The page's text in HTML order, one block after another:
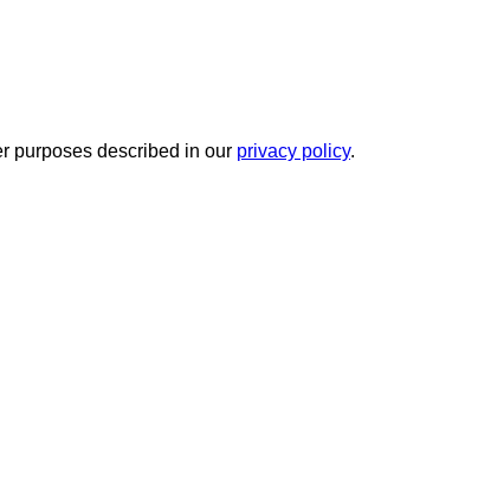
purposes described in our privacy policy.